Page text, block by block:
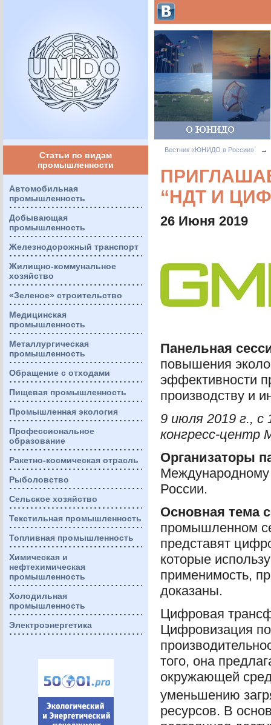
Статьи по видам
промышленности
Автомобильная
промышленность
Добывающая
промышленность
Железнодорожный транспорт
Жилищно-коммунальное
хозяйство
«Зеленое» строительство
Медицинская
промышленность
Металлургическая
промышленность
Обращение с отходами
Пищевая промышленность
Промышленная экология
Профессиональное
образование
Ракетно-космическая отрасль
Рыболовство
Сельское хозяйство
Текстильная промышленность
Топливная промышленность
Химическая и
нефтехимическая
промышленность
Холодильная
промышленность
Электроэнергетика
Вестник «ЮНИДО в России» →
“НДТ И
26 Июня 2019
Панельная
повышения
эффективности
производству и
9 июля 2019 г., с
конгресс-центр
Организаторы
Международному
России.
Основная тема
промышленном
представят
которые
применимость,
доказаны.
Цифровая
Цифровизация
того, она
окружающей
уменьшению
ресурсов. В